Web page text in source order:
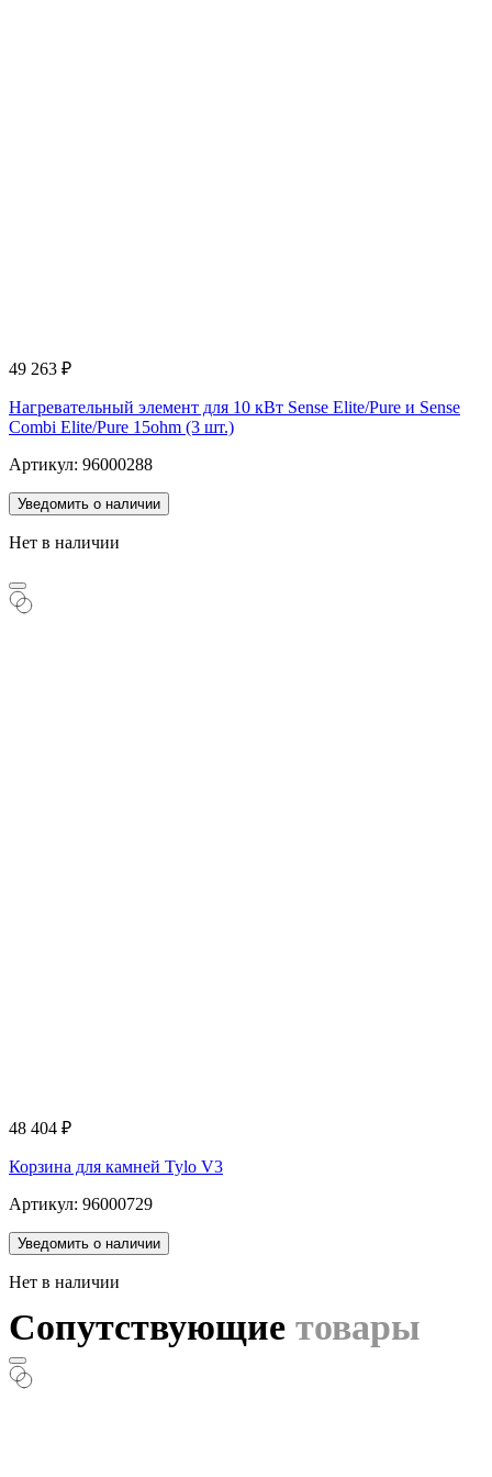
49 263 ₽
Нагревательный элемент для 10 кВт Sense Elite/Pure и Sense
Combi Elite/Pure 15ohm (3 шт.)
Артикул: 96000288
Уведомить о наличии
Нет в наличии
48 404 ₽
Корзина для камней Tylo V3
Артикул: 96000729
Уведомить о наличии
Нет в наличии
Сопутствующие товары